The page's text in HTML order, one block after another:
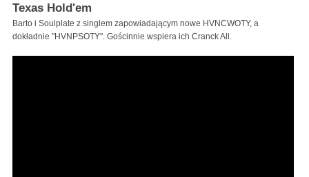
Texas Hold'em
Barto i Soulplate z singlem zapowiadającym nowe HVNCWOTY, a
dokładnie "HVNPSOTY". Gościnnie wspiera ich Cranck All.